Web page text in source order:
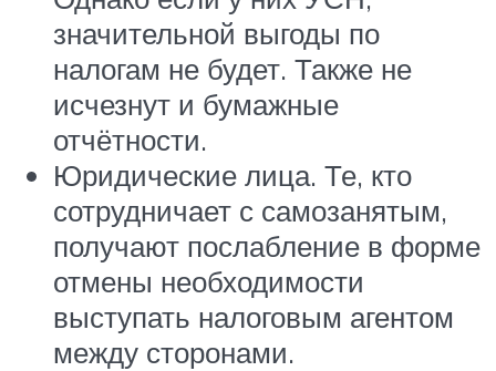
значительной выгоды по
налогам не будет. Также не
исчезнут и бумажные
отчётности.
Юридические лица. Те, кто
сотрудничает с самозанятым,
получают послабление в форме
отмены необходимости
выступать налоговым агентом
между сторонами.